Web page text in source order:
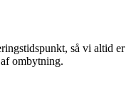
så vi altid er
ombytning.